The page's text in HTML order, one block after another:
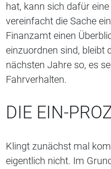
hat, kann sich dafür
vereinfacht die Sache
Finanzamt einen
einzuordnen sind, bleibt
nächsten Jahre so, es
Fahrverhalten.
DIE EIN-
Klingt zunächst mal
eigentlich nicht. Im